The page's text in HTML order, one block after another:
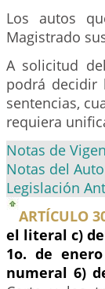
Los autos
Magistrado
A solicitud
podrá decidir
sentencias,
requiera
Notas de
Notas del
Legislación
ARTÍCULO
el literal c)
1o. de
numeral 6)